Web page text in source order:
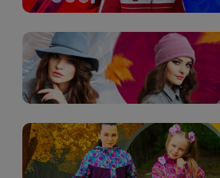
Легкий, прочный и отмывается